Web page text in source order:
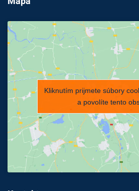
Kliknutím prijmete súbory
a povolíte tento